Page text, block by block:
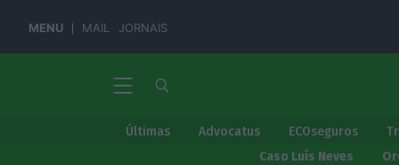
MENU MAIL JORNAIS
Últimas Advocatus ECOseguros
Caso Luís Neves